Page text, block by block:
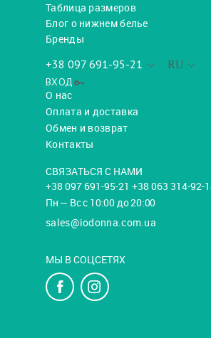
Таблица размеров
Блог о нижнем белье
Бренды
RU
+38 097 691-95-21
ВХОД
О нас
Оплата и доставка
Обмен и возврат
Контакты
СВЯЗАТЬСЯ С НАМИ
+38 097 691-95-21 +38 063 314-92-
Пн — Вс с 10:00 до 20:00
sales@iodonna.com.ua
МЫ В СОЦСЕТЯХ